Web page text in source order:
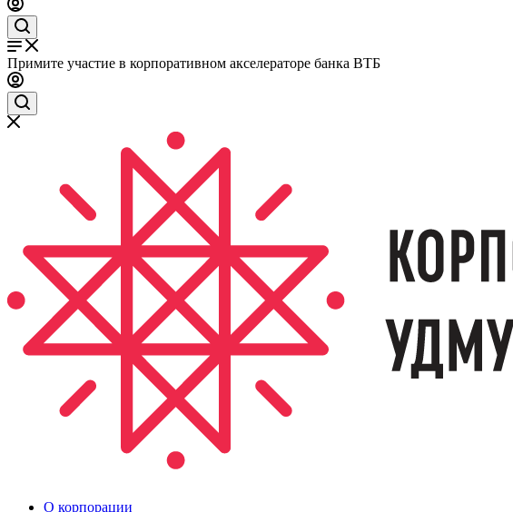
Примите участие в корпоративном акселераторе банка ВТБ
О корпорации